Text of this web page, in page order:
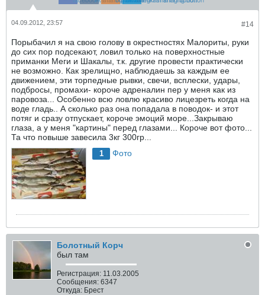
#14
04.09.2012, 23:57
Порыбачил я на свою голову в окрестностях Малориты, руки
до сих пор подсекают, ловил только на поверхностные
приманки Меги и Шакалы, т.к. другие провести практически
не возможно. Как зрелищно, наблюдаешь за каждым ее
движением, эти торпедные рывки, свечи, всплески, удары,
подбросы, промахи- короче адреналин пер у меня как из
паровоза... Особенно всю ловлю красиво лицезреть когда на
воде гладь.. А сколько раз она попадала в поводок- и этот
потяг и сразу отпускает, короче эмоций море...Закрываю
глаза, а у меня "картины" перед глазами... Короче вот фото...
Та что повыше завесила 3кг 300гр...
1 Фото
Болотный Корч
был там
Регистрация: 11.03.2005
Сообщения: 6347
Откуда: Брест